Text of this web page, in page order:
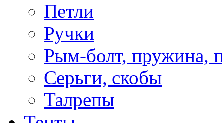
Петли
Ручки
Рым-болт, пружина,
Серьги, скобы
Талрепы